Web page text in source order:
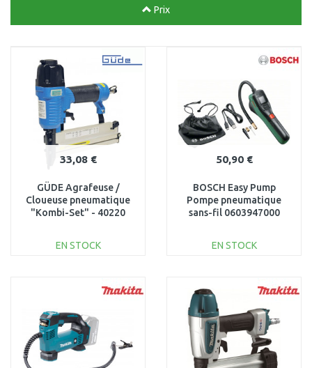
Prix
33,08 €
GÜDE Agrafeuse /
Cloueuse pneumatique
"Kombi-Set" - 40220
EN STOCK
50,90 €
BOSCH Easy Pump
Pompe pneumatique
sans-fil 0603947000
EN STOCK
Au comparatif